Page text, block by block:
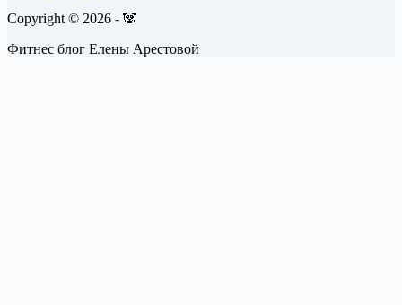
Copyright © 2026 - 🐼
Фитнес блог Елены Арестовой